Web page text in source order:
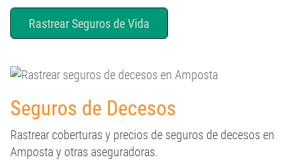
Rastrear Seguros de Vida
Seguros de Decesos
Rastrear coberturas y precios de seguros de decesos en
Amposta y otras aseguradoras.